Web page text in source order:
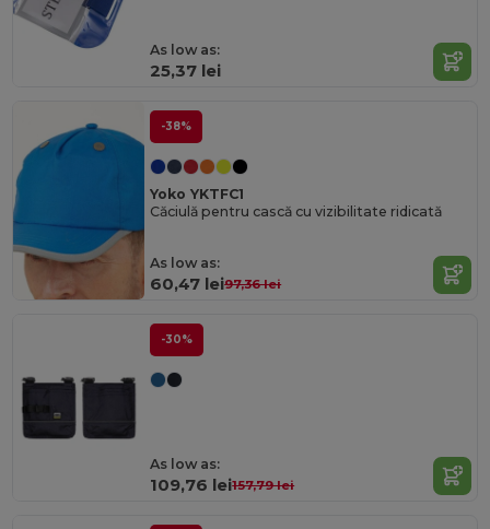
As low as:
25,37 lei
-38%
Yoko YKTFC1
Căciulă pentru cască cu vizibilitate ridicată
As low as:
60,47 lei97,36 lei
-30%
As low as:
109,76 lei157,79 lei